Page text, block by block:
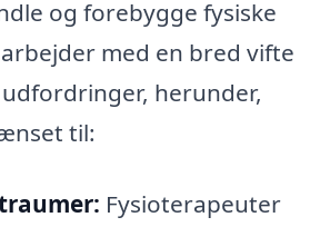
og forebygge fysiske
med en bred vifte
herunder,
til:
Fysioterapeuter